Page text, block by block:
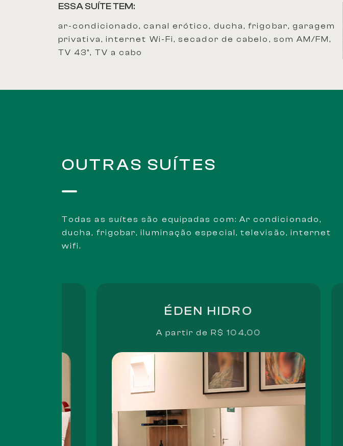
ESSA SUÍTE TEM:
ar-condicionado, canal erótico, ducha, frigobar, garagem
privativa, internet Wi-Fi, secador de cabelo, som AM/FM,
TV 43", TV a cabo
OUTRAS SUÍTES
Todas as suítes são equipadas com: Ar condicionado,
ducha, frigobar, iluminação especial, televisão, internet
wifi.
ÉDEN HIDRO
A partir de R$ 104,00